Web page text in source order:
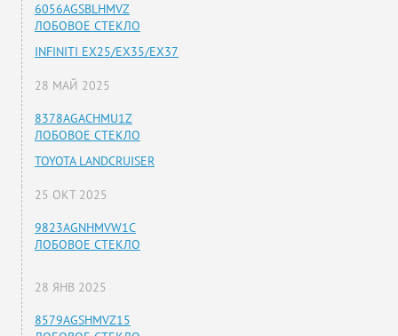
6056AGSBLHMVZ
ЛОБОВОЕ СТЕКЛО
INFINITI EX25/EX35/EX37
28 МАЙ 2025
8378AGACHMU1Z
ЛОБОВОЕ СТЕКЛО
TOYOTA LANDCRUISER
25 ОКТ 2025
9823AGNHMVW1C
ЛОБОВОЕ СТЕКЛО
28 ЯНВ 2025
8579AGSHMVZ15